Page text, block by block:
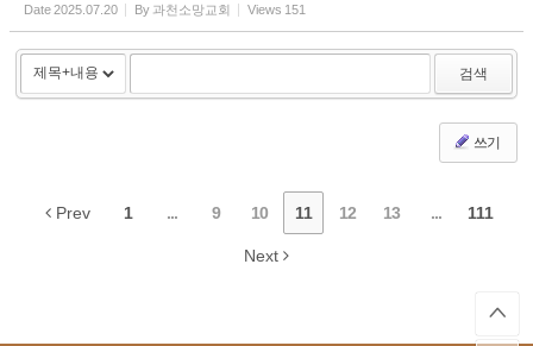
Date2025.07.20 By 과천소망교회 Views 151
검색
쓰기
Prev 1 ... 9 10 11 12 13 ... 111
Next